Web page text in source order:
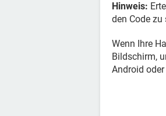
Hinweis:
den Code zu
Wenn Ihre
Bildschirm,
Android oder